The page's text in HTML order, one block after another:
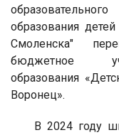
образования
Смоленска"
бюджетное
образования
Воронец».
В 2024 году